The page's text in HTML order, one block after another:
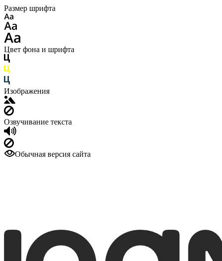
Размер шрифта
Цвет фона и шрифта
Изображения
Озвучивание текста
Обычная версия сайта